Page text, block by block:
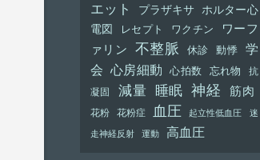
エット
プラザキサ
ホルター心
電図
レセプト ワクチン
ワーフ
ァリン
不整脈 休診 動悸
学
会 心房細動 心拍数 忘れ物
抗
凝固
減量 睡眠 神経 筋肉
花粉 花粉症 血圧 起立性低血圧 迷
走神経反射 運動 高血圧